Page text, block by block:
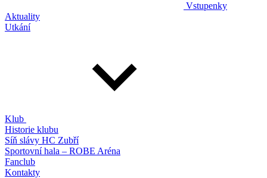
Vstupenky
Aktuality
Utkání
Klub
Historie klubu
Síň slávy HC Zubří
Sportovní hala – ROBE Aréna
Fanclub
Kontakty